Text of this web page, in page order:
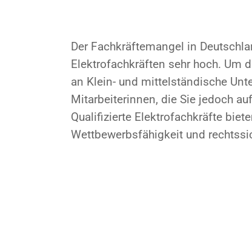
Der Fachkräftemangel in
Elektrofachkräften sehr hoch. Um
an Klein- und mittelständische
Mitarbeiterinnen, die Sie jedoch
Qualifizierte Elektrofachkräfte
Wettbewerbsfähigkeit und